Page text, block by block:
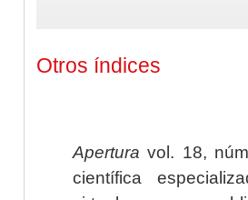
Otros índices
Apertura vol. 18,
científica